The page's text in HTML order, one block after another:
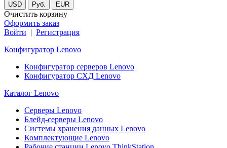
USD Руб. EUR
Очистить корзину
Оформить заказ
Войти | Регистрация
Конфигуратор Lenovo
Конфигуратор серверов Lenovo
Конфигуратор СХД Lenovo
Каталог Lenovo
Серверы Lenovo
Блейд-серверы Lenovo
Системы хранения данных Lenovo
Комплектующие Lenovo